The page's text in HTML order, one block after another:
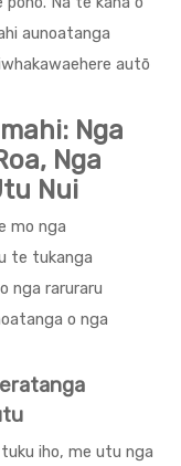
aunoatanga
autō
Nga
Nga
Nui
mo nga
te tukanga
nga raruraru
o nga
iho, me utu nga